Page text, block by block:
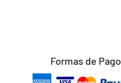
Formas de Pago